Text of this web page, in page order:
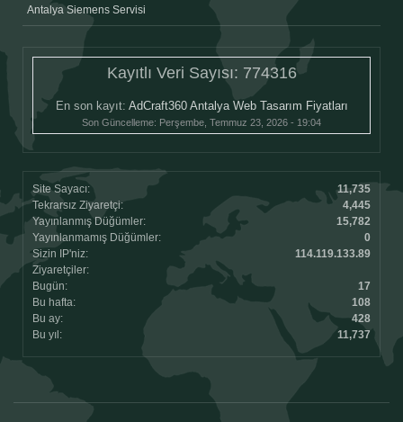
Antalya Siemens Servisi
Kayıtlı Veri Sayısı: 774316
En son kayıt: AdCraft360 Antalya Web Tasarım Fiyatları
Son Güncelleme: Perşembe, Temmuz 23, 2026 - 19:04
Site Sayacı:
11,735
Tekrarsız Ziyaretçi:
4,445
Yayınlanmış Düğümler:
15,782
Yayınlanmamış Düğümler:
0
Sizin IP'niz:
114.119.133.89
Ziyaretçiler:
Bugün:
17
Bu hafta:
108
Bu ay:
428
Bu yıl:
11,737